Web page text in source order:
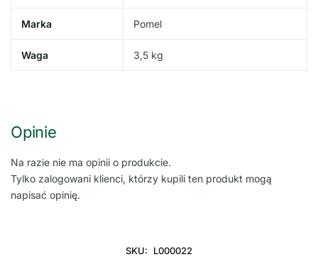
Marka Pomel
Waga 3,5 kg
Opinie
Na razie nie ma opinii o produkcie.
Tylko zalogowani klienci, którzy kupili ten produkt mogą
napisać opinię.
SKU:
L000022